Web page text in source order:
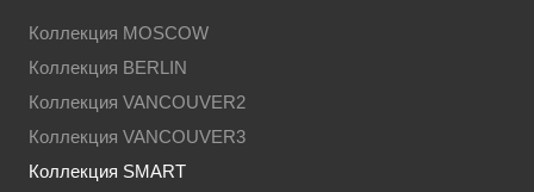
Коллекция MOSCOW
Коллекция BERLIN
Коллекция VANCOUVER2
Коллекция VANCOUVER3
Коллекция SMART